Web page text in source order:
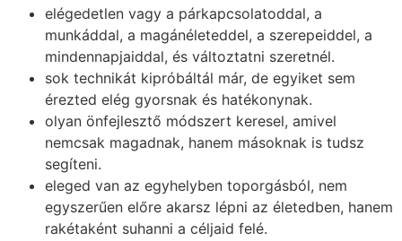
elégedetlen vagy a párkapcsolatoddal, a
munkáddal, a magánéleteddel, a szerepeiddel, a
mindennapjaiddal, és változtatni szeretnél.
sok technikát kipróbáltál már, de egyiket sem
érezted elég gyorsnak és hatékonynak.
olyan önfejlesztő módszert keresel, amivel
nemcsak magadnak, hanem másoknak is tudsz
segíteni.
eleged van az egyhelyben toporgásból, nem
egyszerűen előre akarsz lépni az életedben, hanem
rakétaként suhanni a céljaid felé.